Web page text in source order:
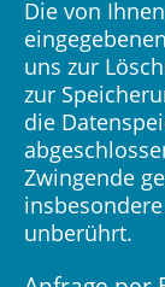
Die von
uns zur
zur
die
Zwingende
unberührt.